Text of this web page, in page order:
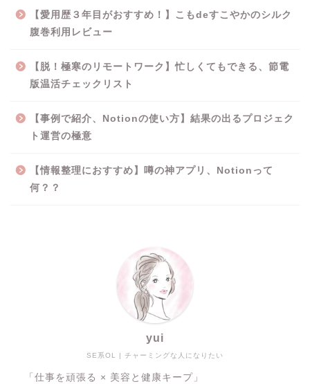
【愛用歴３年目がおすすめ！】こもdeすこやかのシルク
腹巻利用レビュー
【脱！極寒のリモートワーク】忙しくてもできる、節電
版温活チェックリスト
【事例で紹介、Notionの使い方】結果の出るプロジェク
ト運営の極意
【情報整理におすすめ】噂の神アプリ、Notionって
何？？
SE系OL | チャーミングな人になりたい
yui
「仕事を頑張る × 美容と健康キープ」